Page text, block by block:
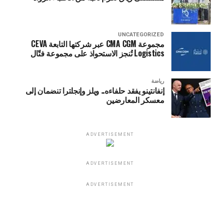
UNCATEGORIZED
مجموعة CMA CGM عبر شركتها التابعة CEVA
Logistics تُنجز الاستحواذ على مجموعة فتّال
رياضة
إنفانتينو يفقد حلفاءه.. ويلز وإنجلترا تنضمان إلى
معسكر المعارضين
ADVERTISEMENT
ADVERTISEMENT
ADVERTISEMENT